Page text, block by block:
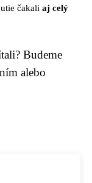
čakali aj celý
Budeme
alebo